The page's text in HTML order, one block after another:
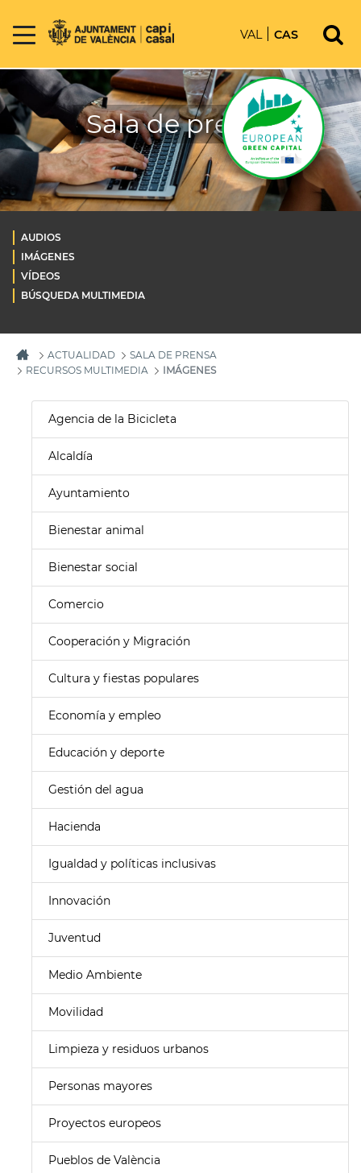
VAL CAS
Sala de prensa
AUDIOS
IMÁGENES
VÍDEOS
BÚSQUEDA MULTIMEDIA
ACTUALIDAD
SALA DE PRENSA
RECURSOS MULTIMEDIA
IMÁGENES
Agencia de la Bicicleta
Alcaldía
Ayuntamiento
Bienestar animal
Bienestar social
Comercio
Cooperación y Migración
Cultura y fiestas populares
Economía y empleo
Educación y deporte
Gestión del agua
Hacienda
Igualdad y políticas inclusivas
Innovación
Juventud
Medio Ambiente
Movilidad
Limpieza y residuos urbanos
Personas mayores
Proyectos europeos
Pueblos de València